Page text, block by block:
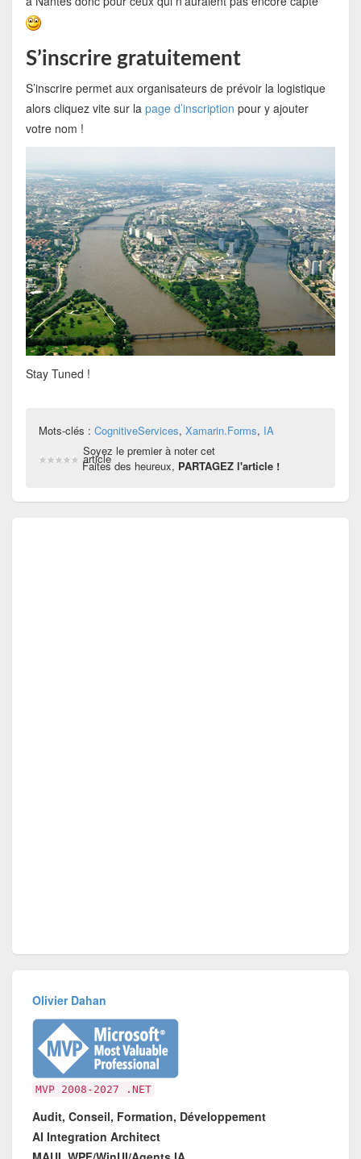
S’inscrire gratuitement
S’inscrire permet aux organisateurs de prévoir la logistique
alors cliquez vite sur la page d’inscription pour y ajouter
votre nom !
Stay Tuned !
Mots-clés : CognitiveServices, Xamarin.Forms, IA
Soyez le premier à noter cet
article
Faites des heureux, PARTAGEZ l'article !
Olivier Dahan
MVP 2008-2027 .NET
Audit, Conseil, Formation, Développement
AI Integration Architect